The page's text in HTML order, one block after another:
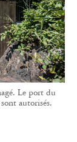
Le port du
autorisés.